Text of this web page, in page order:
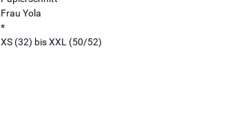
Frau Yola
*
XS (32) bis XXL (50/52)